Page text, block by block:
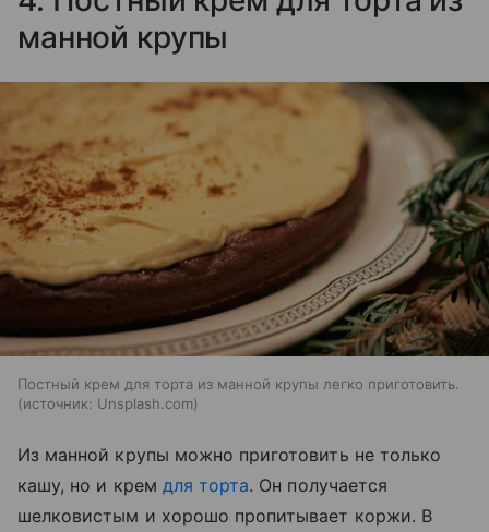
манной крупы
Постный крем для торта из манной крупы легко приготовить.
источник: Unsplash.com
Из манной крупы можно приготовить не только
кашу, но и крем для торта. Он получается
шелковистым и хорошо пропитывает коржи. В